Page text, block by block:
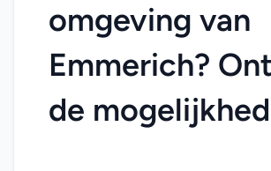
omgeving van
Emmerich?
de